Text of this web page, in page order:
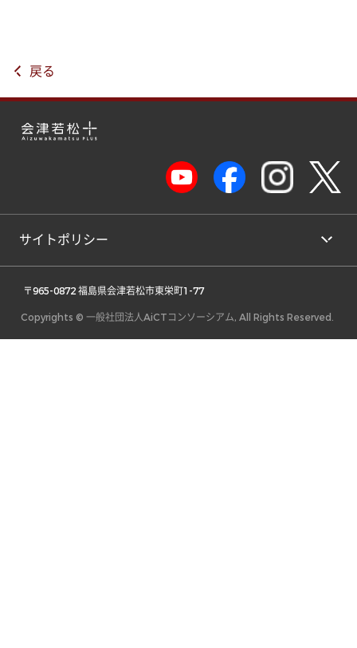
戻る
サイトポリシー
〒965-0872 福島県会津若松市東栄町1-77
Copyrights © 一般社団法人AiCTコンソーシアム, All Rights Reserved.